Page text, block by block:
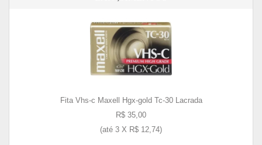
Fita Vhs-c Maxell Hgx-gold Tc-30 Lacrada
R$ 35,00
(até 3 X R$ 12,74)